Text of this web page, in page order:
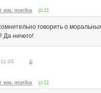
им. marika 11
говорить о
Да ничего!
им. marika 11